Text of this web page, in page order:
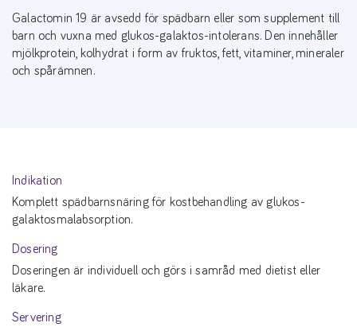
Galactomin 19 är avsedd för spädbarn eller som supplement till
barn och vuxna med glukos-galaktos-intolerans. Den innehåller
mjölkprotein, kolhydrat i form av fruktos, fett, vitaminer, mineraler
och spårämnen.
Indikation
Komplett spädbarnsnäring för kostbehandling av glukos-
galaktosmalabsorption.
Dosering
Doseringen är individuell och görs i samråd med dietist eller
läkare.
Servering